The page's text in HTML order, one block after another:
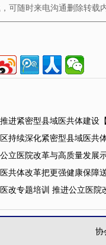
可随时来电沟通删除转载内
进紧密型县域医共体建设
持续深化紧密型县域医共
立医院改革与高质量发展
共体改革把更强健康保障
改专题培训 推进公立医院
协